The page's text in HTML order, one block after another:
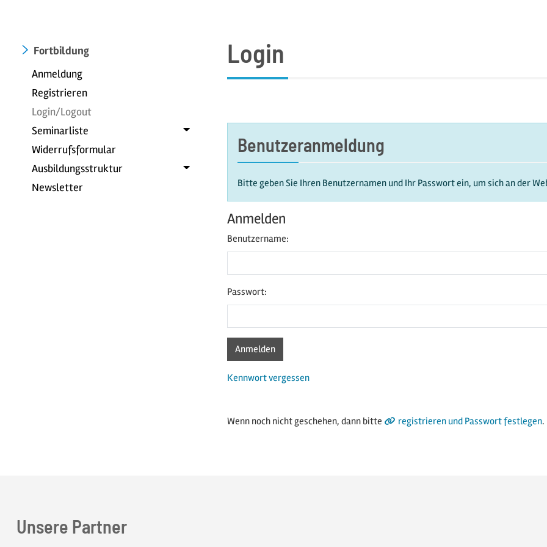
Fortbildung
Anmeldung
Registrieren
Login/Logout
Seminarliste
Widerrufsformular
Ausbildungsstruktur
Newsletter
Login
Benutzeranmeldung
Bitte geben Sie Ihren Benutzernamen und Ihr Passwort ein, um sich an der
Anmelden
Benutzername:
Passwort:
Kennwort vergessen
Wenn noch nicht geschehen, dann bitte registrieren und Passwort festlegen.
Unsere Partner